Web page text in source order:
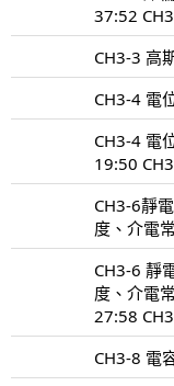
37:52
CH3-3 高
CH3-4 電
CH3-4 電
19:50
CH3-6靜
度、介電
CH3-6 靜
度、介電
27:58
CH3-8 電